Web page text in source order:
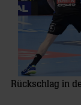
Rückschlag in